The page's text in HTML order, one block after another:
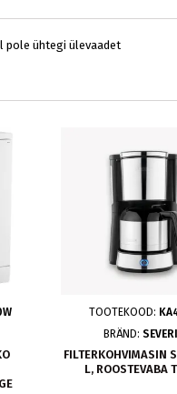
pole ühtegi ülevaadet
TOOTEKOOD:
BRÄND:
FILTERKOHVIMASIN
L, ROOSTEVABA